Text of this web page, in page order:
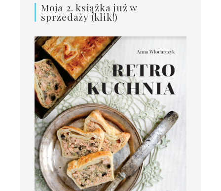
Moja 2. książka już w
sprzedaży (klik!)